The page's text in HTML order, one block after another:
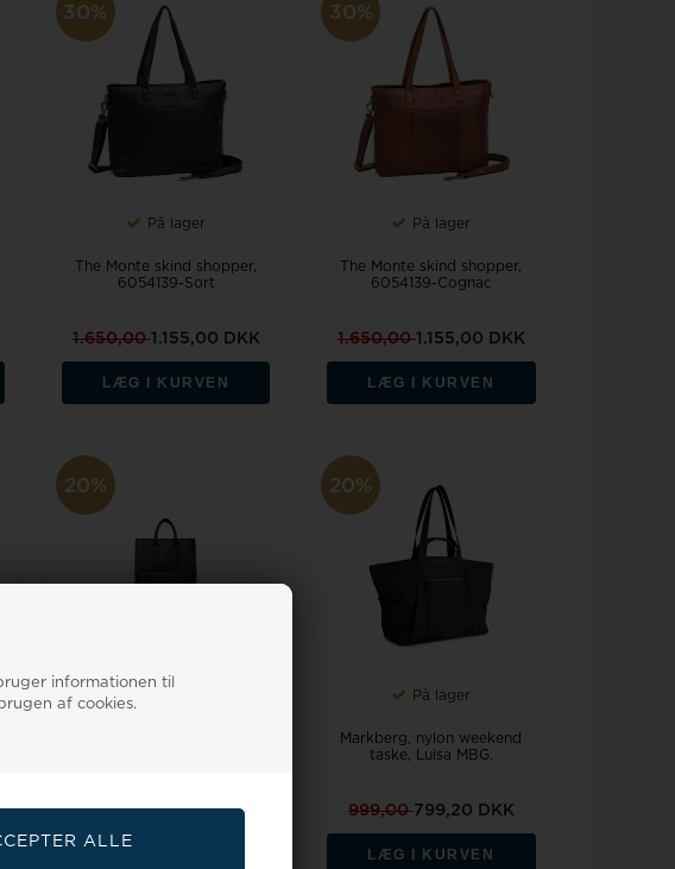
informationen til
af cookies.
30%
På lager
The Monte skind shopper,
6054139-Sort
1.650,001.155,00 DKK
LÆG I KURVEN
30%
På lager
The Monte skind shopper,
6054139-Cognac
1.650,001.155,00 DKK
LÆG I KURVEN
20%
1.400,001.120,00 DKK
20%
På lager
Markberg, nylon weekend
taske, Luisa MBG.
999,00799,20 DKK
LÆG I KURVEN